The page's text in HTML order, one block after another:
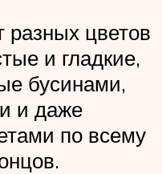
разных цветов
и гладкие,
бусинами,
и даже
по всему